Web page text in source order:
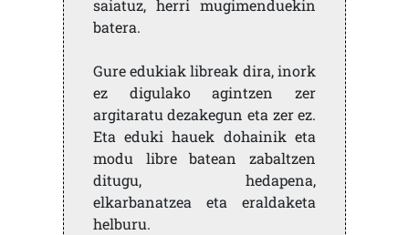
saiatuz, herri mugimenduekin
batera.
Gure edukiak libreak dira, inork
ez digulako agintzen zer
argitaratu dezakegun eta zer ez.
Eta eduki hauek dohainik eta
modu libre batean zabaltzen
ditugu, hedapena,
elkarbanatzea eta eraldaketa
helburu.